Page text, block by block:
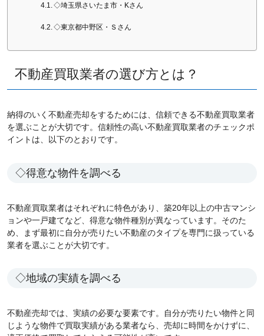
◇埼玉県さいたま市・Kさん
◇東京都中野区・Ｓさん
不動産買取業者の選び方とは？
納得のいく不動産売却をするためには、信頼できる不動産買取業者
を選ぶことが大切です。信頼性の高い不動産買取業者のチェックポ
イントは、以下のとおりです。
◇得意な物件を調べる
不動産買取業者はそれぞれに特色があり、築20年以上の中古マンシ
ョンや一戸建てなど、得意な物件種別が異なっています。そのた
め、まず最初に自分が売りたい不動産のタイプを専門に扱っている
業者を選ぶことが大切です。
◇地域の実績を調べる
不動産売却では、実績の必要な要素です。自分が売りたい物件と同
じような物件で買取実績がある業者なら、売却に時間をかけずに、